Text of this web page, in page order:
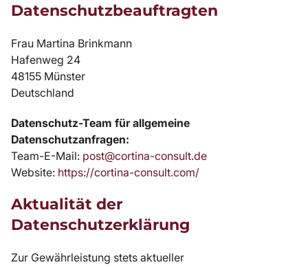
Datenschutzbeauftragten
Frau Martina Brinkmann
Hafenweg 24
48155 Münster
Deutschland
Datenschutz-Team für allgemeine
Datenschutzanfragen:
Team-E-Mail: post@cortina-consult.de
Website: https://cortina-consult.com/
Aktualität der
Datenschutzerklärung
Zur Gewährleistung stets aktueller